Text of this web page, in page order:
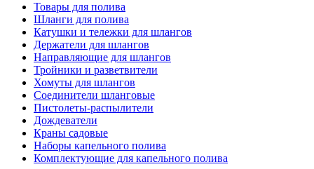
Товары для полива
Шланги для полива
Катушки и тележки для шлангов
Держатели для шлангов
Направляющие для шлангов
Тройники и разветвители
Хомуты для шлангов
Соединители шланговые
Пистолеты-распылители
Дождеватели
Краны садовые
Наборы капельного полива
Комплектующие для капельного полива